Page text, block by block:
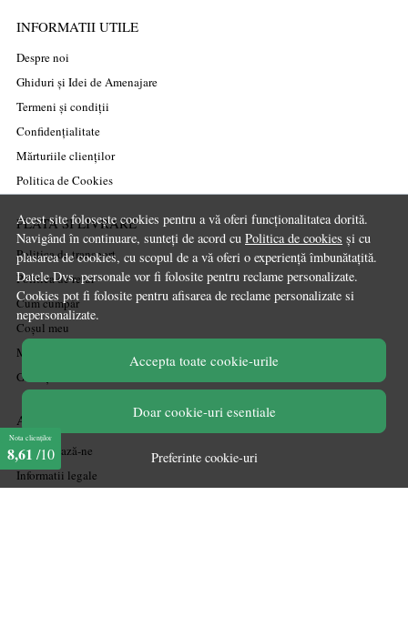
Acest site folosește cookies pentru a vă oferi funcționalitatea dorită.
Navigând în continuare, sunteți de acord cu Politica de cookies și cu
plasarea de cookies, cu scopul de a vă oferi o experiență îmbunătațită.
Datele Dvs. personale vor fi folosite pentru reclame personalizate.
Cookies pot fi folosite pentru afisarea de reclame personalizate si
nepersonalizate.
Accepta toate cookie-urile
Doar cookie-uri esentiale
Preferinte cookie-uri
INFORMATII UTILE
Despre noi
Ghiduri și Idei de Amenajare
Termeni și condiții
Confidențialitate
Mărturiile clienților
Politica de Cookies
PLATA SI LIVRARE
Politica de transport
Politica de retur
Cum cumpăr
Coșul meu
Metode de plată
Garanție
ASISTENTA
Contactează-ne
Informatii legale
Nota clienților
8,61 /10